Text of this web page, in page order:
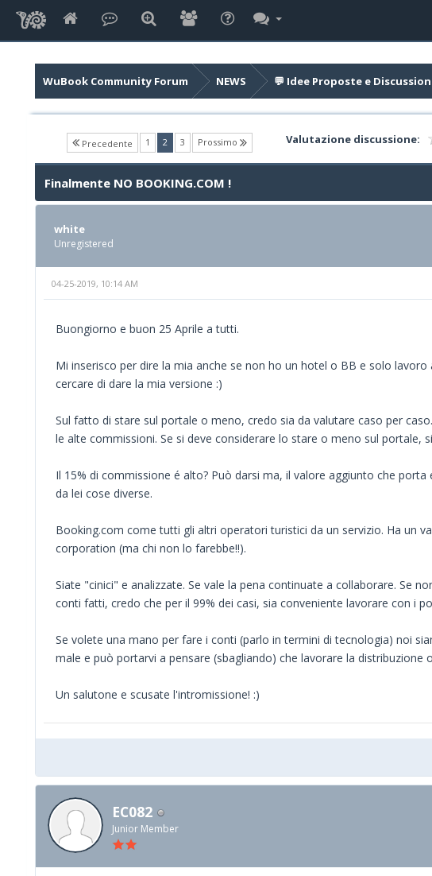
WuBook Community Forum NEWS 💬 Idee Proposte e
Precedente 1 2(current)
3 Prossimo Valutazione discussione:
Finalmente NO BOOKING.COM !
white
Unregistered
04-25-2019, 10:14 AM
Buongiorno e buon 25 Aprile a tutti.
Mi inserisco per dire la mia anche se non ho un hotel o BB e solo
cercare di dare la mia versione :)
Sul fatto di stare sul portale o meno, credo sia da valutare caso per
le alte commissioni. Se si deve considerare lo stare o meno sul
Il 15% di commissione é alto? Può darsi ma, il valore aggiunto che
da lei cose diverse.
Booking.com come tutti gli altri operatori turistici da un servizio. Ha un
corporation (ma chi non lo farebbe!!).
Siate "cinici" e analizzate. Se vale la pena continuate a collaborare. Se
conti fatti, credo che per il 99% dei casi, sia conveniente lavorare con i
Se volete una mano per fare i conti (parlo in termini di tecnologia) noi
male e può portarvi a pensare (sbagliando) che lavorare la
Un salutone e scusate l'intromissione! :)
EC082
Junior Member